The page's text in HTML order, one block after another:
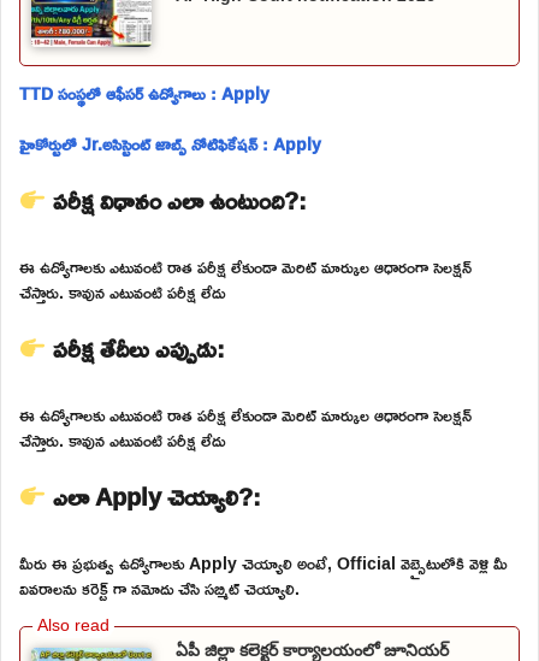
TTD సంస్థలో ఆఫీసర్ ఉద్యోగాలు : Apply
హైకోర్టులో Jr.అసిస్టెంట్ జాబ్స్ నోటిఫికేషన్ : Apply
పరీక్ష విధానం ఎలా ఉంటుంది?:
ఈ ఉద్యోగాలకు ఎటువంటి రాత పరీక్ష లేకుండా మెరిట్ మార్కుల ఆధారంగా సెలక్షన్
చేస్తారు. కావున ఎటువంటి పరీక్ష లేదు
పరీక్ష తేదీలు ఎప్పుడు:
ఈ ఉద్యోగాలకు ఎటువంటి రాత పరీక్ష లేకుండా మెరిట్ మార్కుల ఆధారంగా సెలక్షన్
చేస్తారు. కావున ఎటువంటి పరీక్ష లేదు
ఎలా Apply చెయ్యాలి?:
మీరు ఈ ప్రభుత్వ ఉద్యోగాలకు Apply చెయ్యాలి అంటే, Official వెబ్సైటులోకి వెళ్లి మీ
వివరాలను కరెక్ట్ గా నమోదు చేసి సబ్మిట్ చెయ్యాలి.
ఏపీ జిల్లా కలెక్టర్ కార్యాలయంలో జూనియర్